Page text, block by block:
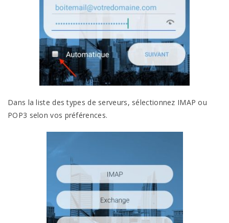
Dans la liste des types de serveurs, sélectionnez IMAP ou
POP3 selon vos préférences.